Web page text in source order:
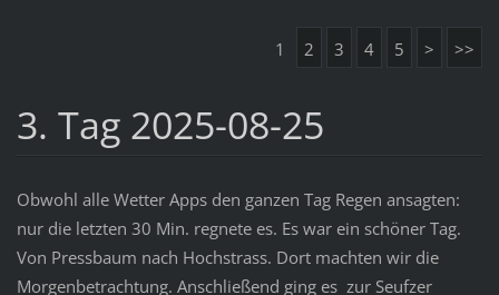
1 2 3 4 5 > >>
3. Tag 2025-08-25
Obwohl alle Wetter Apps den ganzen Tag Regen ansagten:
nur die letzten 30 Min. regnete es. Es war ein schöner Tag.
Von Pressbaum nach Hochstrass. Dort machten wir die
Morgenbetrachtung. Anschließend ging es zur Seufzer